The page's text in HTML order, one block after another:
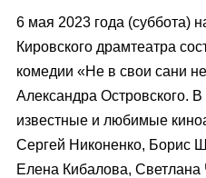
6 мая 2023 года (суббота)
Кировского драмтеатра
комедии «Не в свои сани
Александра Островского.
известные и любимые
Сергей Никоненко, Борис
Елена Кибалова, Светлана